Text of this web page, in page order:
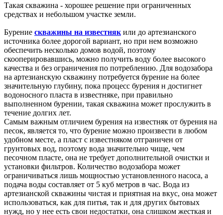
Такая скважина - хорошее решение при ограниченных
средствах и небольшом участке земли.
Бурение скважины на известняк или до артезианского
источника более дорогой вариант, но при нем возможно
обеспечить несколько домов водой, поэтому
скооперировавшись, можно получить воду более высокого
качества и без ограничения по потреблению. Для водозабора
на артезианскую скважину потребуется бурение на более
значительную глубину, пока процесс бурения н достигнет
водоносного пласта в известняке, при правильно
выполненном бурении, такая скважина может прослужить в
течение долгих лет.
Самым важным отличием бурения на известняк от бурения на
песок, является то, что бурение можно произвести в любом
удобном месте, а пласт с известняком отграничен от
грунтовых вод, поэтому вода значительно чище, чем
песочном пласте, она не требует дополнительной очистки и
установки фильтров. Количество водозабора может
ограничиваться лишь мощностью установленного насоса, а
подача воды составляет от 5 куб метров в час. Вода из
артезианской скважины чистая и приятная на вкус, она может
использоваться, как для питья, так и для других бытовых
нужд, но у нее есть свои недостатки, она слишком жесткая и